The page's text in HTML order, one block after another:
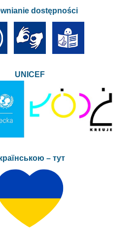
dostępności
UNICEF
– тут